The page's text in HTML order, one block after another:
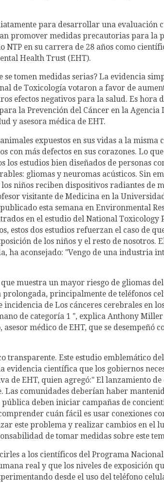
para desarrollar una evaluación
promover medidas precautorias para la
en su carrera de 28 años como
Health Trust (EHT).
se tomen medidas serias? La evidencia
de Toxicología votaron a favor de
efectos negativos para la salud. Es hora
la Prevención del Cáncer en la
y asesora médica de EHT.
expuestos en sus vidas a la
más defectos en sus corazones. Lo
los estudios bien diseñados de personas
gliomas y neuromas acústicos. Sin
niños reciben dispositivos radiantes de
visitante de Medicina en la
esta semana en Environmental
en el estudio del National Toxicology
estos dos estudios refuerzan el caso de
de los niños y el resto de nosotros.
ha aconsejado: "Vengo de una industria
muestra un mayor riesgo de gliomas
principalmente de teléfonos
de Los cánceres cerebrales en
de categoría 1 ", explica Anthony
médico de EHT, que se desempeñó
Este estudio emblemático
científica que los gobiernos
EHT, quien agregó:" El lanzamiento de
comunidades deberían haber
deben iniciar campañas de
cuán fácil es usar conexiones
este problema y realizar cambios en el
de tomar medidas sobre este
a los científicos del Programa
real y que los niveles de exposición
desde el uso del teléfono